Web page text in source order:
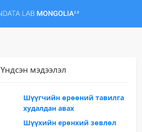
Үндсэн мэдээлэл
Шүүгчийн өрөөний тавилга
худалдан авах
Шүүхийн ерөнхий зөвлөл